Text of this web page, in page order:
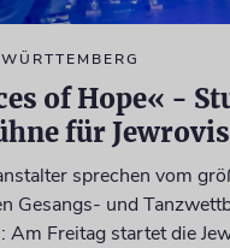
of Hope« -
für
sprechen vom
Gesangs- und
Am Freitag startet die